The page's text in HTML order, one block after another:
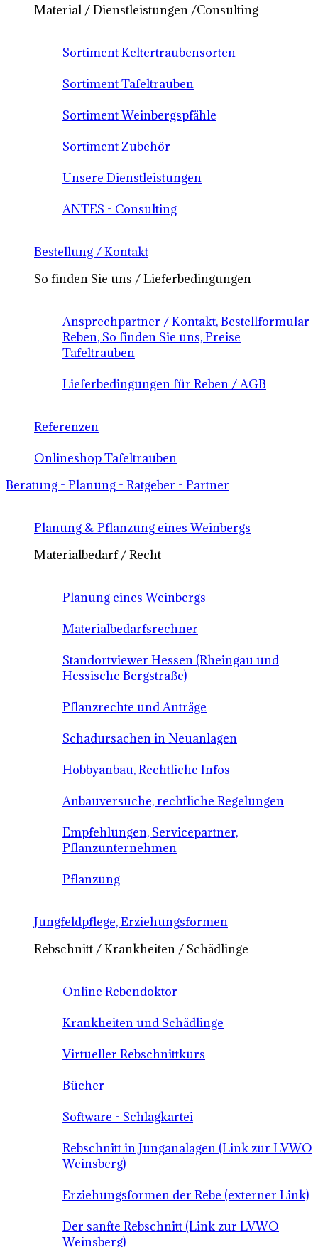
Material / Dienstleistungen /Consulting
Sortiment Keltertraubensorten
Sortiment Tafeltrauben
Sortiment Weinbergspfähle
Sortiment Zubehör
Unsere Dienstleistungen
ANTES - Consulting
Bestellung / Kontakt
So finden Sie uns / Lieferbedingungen
Ansprechpartner / Kontakt, Bestellformular
Reben, So finden Sie uns, Preise
Tafeltrauben
Lieferbedingungen für Reben / AGB
Referenzen
Onlineshop Tafeltrauben
Beratung - Planung - Ratgeber - Partner
Planung & Pflanzung eines Weinbergs
Materialbedarf / Recht
Planung eines Weinbergs
Materialbedarfsrechner
Standortviewer Hessen (Rheingau und
Hessische Bergstraße)
Pflanzrechte und Anträge
Schadursachen in Neuanlagen
Hobbyanbau, Rechtliche Infos
Anbauversuche, rechtliche Regelungen
Empfehlungen, Servicepartner,
Pflanzunternehmen
Pflanzung
Jungfeldpflege, Erziehungsformen
Rebschnitt / Krankheiten / Schädlinge
Online Rebendoktor
Krankheiten und Schädlinge
Virtueller Rebschnittkurs
Bücher
Software - Schlagkartei
Rebschnitt in Junganalagen (Link zur LVWO
Weinsberg)
Erziehungsformen der Rebe (externer Link)
Der sanfte Rebschnitt (Link zur LVWO
Weinsberg)